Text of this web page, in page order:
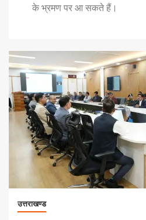
के भ्रमण पर आ सकते हैं।
उत्तराखण्ड